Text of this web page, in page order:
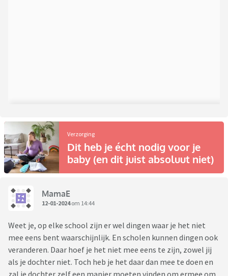
Verzorging
Dit heb je écht nodig voor je
baby (en dit juist absoluut niet)
MamaE
12-01-2024om 14:44
Weet je, op elke school zijn er wel dingen waar je het niet
mee eens bent waarschijnlijk. En scholen kunnen dingen ook
veranderen. Daar hoef je het niet mee eens te zijn, zowel jij
als je dochter niet. Toch heb je het daar dan mee te doen en